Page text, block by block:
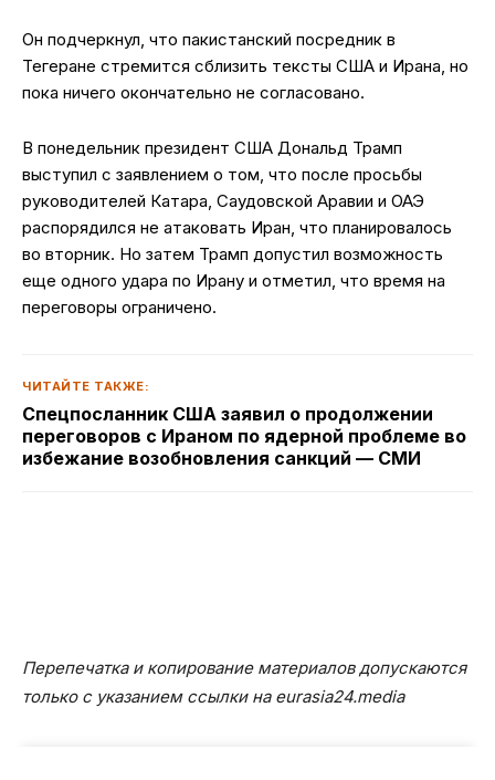
Он подчеркнул, что пакистанский посредник в
Тегеране стремится сблизить тексты США и Ирана, но
пока ничего окончательно не согласовано.
В понедельник президент США Дональд Трамп
выступил с заявлением о том, что после просьбы
руководителей Катара, Саудовской Аравии и ОАЭ
распорядился не атаковать Иран, что планировалось
во вторник. Но затем Трамп допустил возможность
еще одного удара по Ирану и отметил, что время на
переговоры ограничено.
ЧИТАЙТЕ ТАКЖЕ:
Спецпосланник США заявил о продолжении
переговоров с Ираном по ядерной проблеме во
избежание возобновления санкций — СМИ
Перепечатка и копирование материалов допускаются
только с указанием ссылки на eurasia24.media